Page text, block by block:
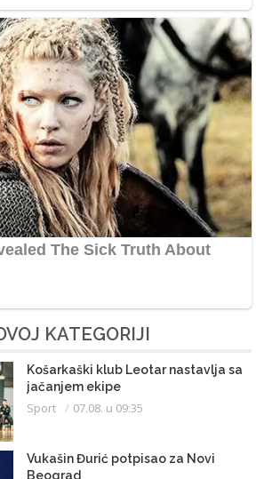
KATEGORIJI
Košarkaški klub Leotar nastavlja sa
jačanjem ekipe
Sport 07.08. u 09:35
Vukašin Đurić potpisao za Novi
Beograd